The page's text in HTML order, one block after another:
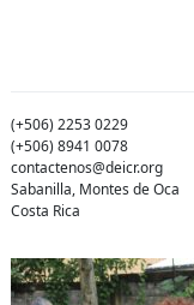
(+506) 2253 0229
(+506) 8941 0078
contactenos@deicr.org
Sabanilla, Montes de Oca
Costa Rica